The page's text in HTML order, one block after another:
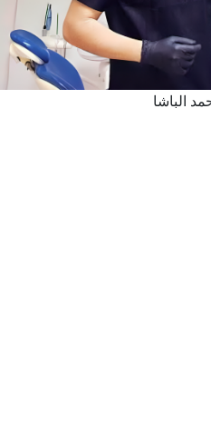
الباشا